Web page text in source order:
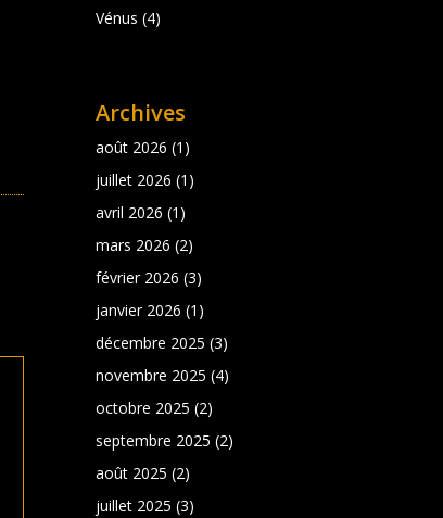
Vénus (4)
Archives
août 2026 (1)
juillet 2026 (1)
avril 2026 (1)
mars 2026 (2)
février 2026 (3)
janvier 2026 (1)
décembre 2025 (3)
novembre 2025 (4)
octobre 2025 (2)
septembre 2025 (2)
août 2025 (2)
juillet 2025 (3)